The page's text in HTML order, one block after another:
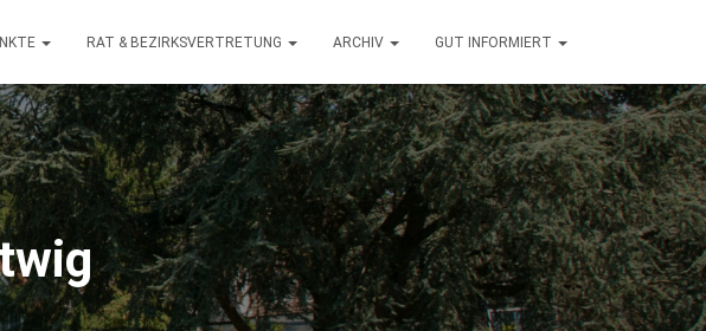
RAT & BEZIRKSVERTRETUNG ARCHIV GUT INFORMIERT